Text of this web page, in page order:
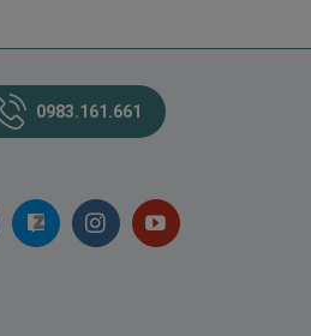
0983.161.661